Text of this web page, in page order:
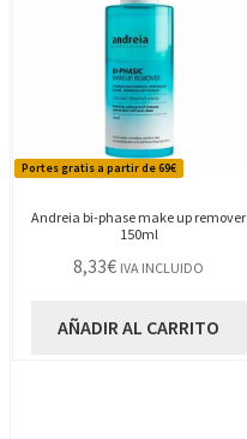
Portes gratis a partir de 69€
Andreia bi-phase make up remover
150ml
8,33€ IVA INCLUIDO
AÑADIR AL CARRITO